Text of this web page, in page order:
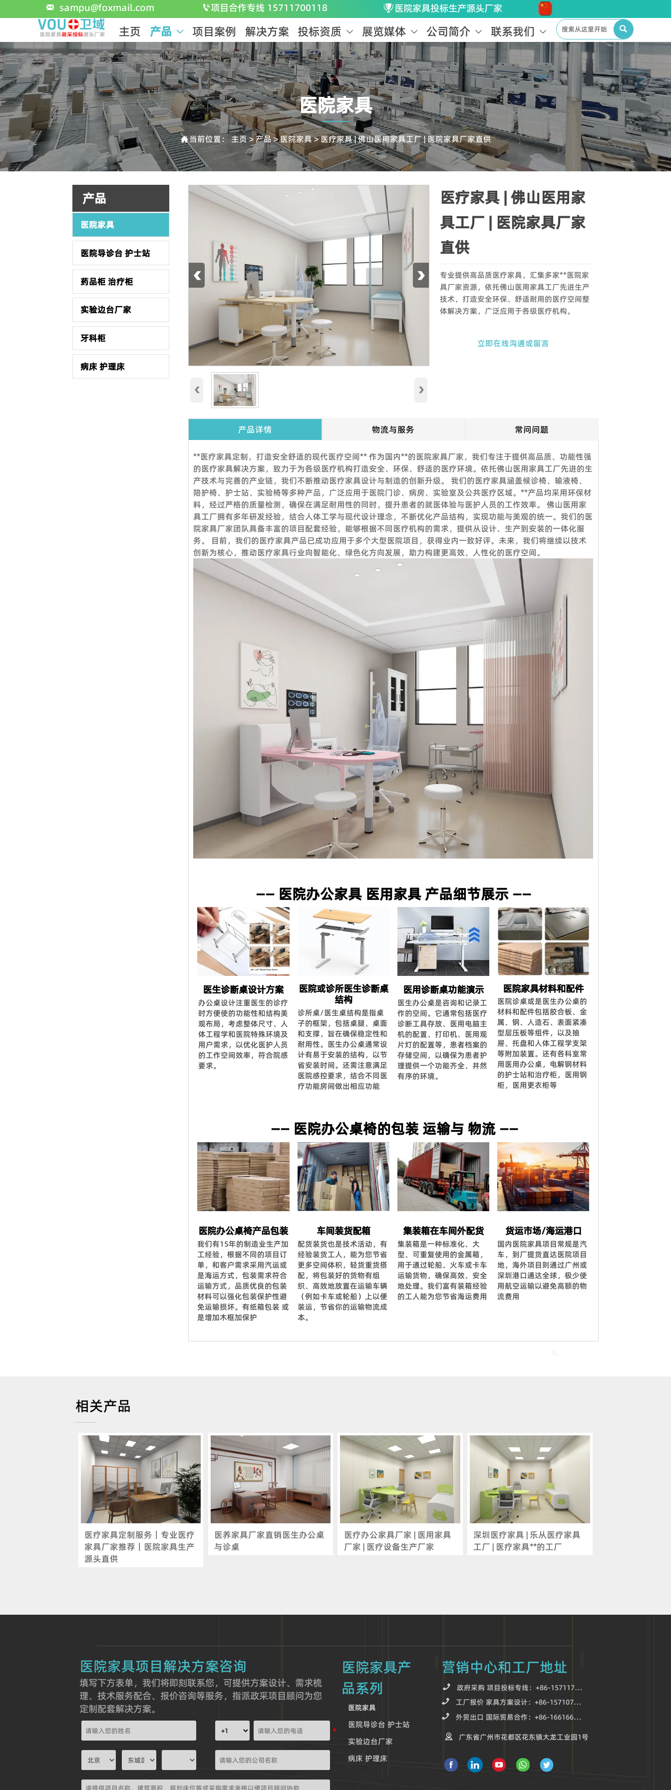
 sampu@foxmail.com 项目合作专线 15711700118 医院家具投标生产源头厂家
主页 产品  项目案例 解决方案 投标资质  展览媒体  公司简介  联系我们  
医院家具
当前位置：主页 >产品>医院家具>医疗家具 | 佛山医用家具工厂 | 医院家具厂家直供
产品
医院家具
医院导诊台 护士站
药品柜 治疗柜
实验边台厂家
牙科柜
病床 护理床
‹ ›
‹ ›
医疗家具 | 佛山医用家
具工厂 | 医院家具厂家
直供
专业提供高品质医疗家具，汇集多家**医院家
具厂家资源，依托佛山医用家具工厂先进生产
技术，打造安全环保、舒适耐用的医疗空间整
体解决方案，广泛应用于各级医疗机构。
立即在线沟通或留言
产品详情 物流与服务 常问问题
**医疗家具定制，打造安全舒适的现代医疗空间** 作为国内**的医院家具厂家，我们专注于提供高品质、功能性强
的医疗家具解决方案，致力于为各级医疗机构打造安全、环保、舒适的医疗环境。依托佛山医用家具工厂先进的生
产技术与完善的产业链，我们不断推动医疗家具设计与制造的创新升级。 我们的医疗家具涵盖候诊椅、输液椅、
陪护椅、护士站、实验椅等多种产品，广泛应用于医院门诊、病房、实验室及公共医疗区域。**产品均采用环保材
料，经过严格的质量检测，确保在满足耐用性的同时，提升患者的就医体验与医护人员的工作效率。 佛山医用家
具工厂拥有多年研发经验，结合人体工学与现代设计理念，不断优化产品结构，实现功能与美观的统一。我们的医
院家具厂家团队具备丰富的项目配套经验，能够根据不同医疗机构的需求，提供从设计、生产到安装的一体化服
务。 目前，我们的医疗家具产品已成功应用于多个大型医院项目，获得业内一致好评。未来，我们将继续以技术
创新为核心，推动医疗家具行业向智能化、绿色化方向发展，助力构建更高效、人性化的医疗空间。
—— 医院办公家具 医用家具 产品细节展示 ——
医生诊断桌设计方案
办公桌设计注重医生的诊疗
时方便使的功能性和结构美
观布局，考虑整体尺寸、人
体工程学和医院特殊环境及
用户需求，以优化医护人员
的工作空间效率，符合院感
要求。
医院或诊所医生诊断桌
结构
诊所桌/医生桌结构是指桌
子的框架，包括桌腿、桌面
和支撑，旨在确保稳定性和
耐用性。 医生办公桌通常设
计有易于安装的结构，以节
省安装时间。还需注意满足
医院感控要求，结合不同医
疗功能房间做出相应功能
医用诊断桌功能演示
医生办公桌是咨询和记录工
作的空间。它通常包括医疗
诊断工具存放、医用电脑主
机的配置、打印机、医用观
片灯的配置等，患者档案的
存储空间，以确保为患者护
理提供一个功能齐全、井然
有序的环境。
医院家具材料和配件
医院诊桌或是医生办公桌的
材料和配件包括胶合板、金
属、钢、人造石、表面紧凑
型层压板等组件，以及抽
屉、托盘和人体工程学支架
等附加装置。还有各科室常
用医用办公桌，电解钢材料
的护士站和治疗柜，医用钢
柜，医用更衣柜等
—— 医院办公桌椅的包装 运输与 物流 ——
医院办公桌椅产品包装
我们有15年的制造业生产加
工经验，根据不同的项目订
单，和客户需求采用汽运或
是海运方式，包装需求符合
运输方式，品质优良的包装
材料可以强化包装保护性避
免运输损坏。有纸箱包装 或
是增加木框加保护
车间装货配箱
配货装货也是技术活动，有
经验装货工人，能为您节省
更多空间体积，轻货重货搭
配，将包装好的货物有组
织、高效地放置在运输车辆
（例如卡车或轮船）上以便
装运，节省你的运输物流成
本。
集装箱在车间外配货
集装箱是一种标准化、大
型、可重复使用的金属箱，
用于通过轮船、火车或卡车
运输货物，确保高效、安全
地处理。我们富有装箱经验
的工人能为您节省海运费用
货运市场/海运港口
国内医院家具项目常规是汽
车，到厂提货直达医院项目
地，海外项目则通过广州或
深圳港口通达全球，极少使
用航空运输以避免高额的物
流费用
VOUPLUS组建了专业的工程团队，为工程客户和品牌店客户提供完善的服务和****的项目解决方案。工程团队负责投标
项目、方案设计、配置、现场测量、验收报告、后续服务等。项目案例来自政府、医疗机构、教育系统、酒店、银行等各
行各业。我们还负责提供专业的服务，通过提供培训课程帮助品牌店客户建立强大的销售团队，这就是过去15年来客户选
服务理念：客户至上
VOUPLUS坚持把专业的人放在合适的岗位，工程团队为客户提供专业的方案设计、**合理的空间配置、后期的跟进工
作，致力于打造和谐的工作环境。
我们是一支专业的咨询团队，帮助您选择合适的家具并给出建议和详细的家具保养原则。
产品享受三年保固及维修服务。我司售后服务中心负责处理客户咨询、投诉、维修及应急服务、亲善回访等。三年保固期
内，除人为因素外，经维修后，产品无法正常使用，厂家将给予换货。
Q1. 我可以在下订单之前索取样品吗？
是的，我们欢迎样品订单来测试和检查质量。混合样品是可以接受的。但考虑到节省邮费，我们还提供详细的图片和其他
您需要的文件，以作为替代解决方案来消除您的顾虑。
Q2.我可以参观你们的工厂吗？
当然，我们的工厂位于中国广州，距离广州白云国际机场仅 12 公里。如果您想参观我们的工厂，请联系我们预约。除了
带您参观我们的工厂外，我们还可以帮助您预订酒店、机场接机等。
Q3.你们工厂的付款期限是怎样的？
标准产品，通常以 TT 30% 定金，装货前 70% 余款；信用证；OA；贸易保证可接受。定制产品需支付 50% 定金。
Q4：交货时间怎么样？
标准产品需要5-7个工作日，定制产品时间需要20天；大批量生产需要10天**。
Q5：我是一个小批发商，你们接受小额订单吗？
当然可以。从您联系我们的那一刻起，您就成为我们宝贵的潜在客户。无论您的数量多大或少，我们都期待与您合作，希
望我们未来能够共同成长。
Q6：我可以把我的标志放在产品上吗？
是的。您可以将您的织物徽标发送给我们，然后我们可以在椅子上放置您的徽标。此外，我们可以在盒子上印上您的徽
Q7. 你们的质量控制如何？
质量是我们的文化。我们拥有专业的质量检测中心，对原材料进行化学和物理测试，只有合格的才能生产。专业的QC团队
拥有50名成员，在交货前对产品和包装进行测试。我们将在整个批量生产过程中控制货物的质量。我们保证客户对我们**
产品100％满意。如果您对柔佛的质量或服务不满意，请随时立即反馈我们，如果产品不符合合同要求，我们将免费更换
或在下一个订单中给您补偿。对于国外订单，我们确保大多数配件。在某些特殊情况下，我们将给予折扣作为解决方案。
我们拥有12人的设计团队，设计师拥有10年以上行业经验，毕业于家具产品设计专业，医疗家具风格、医院空间布局均由
我们设计团队自主设计开发。
Q9：你们能对你们的产品提供保修吗？
是的，我们对**产品提供 100% 满意保证。我们可以提供 5 年的保证。
Q10：您可以进行定制吗？
相关产品
医疗家具定制服务｜专业医疗
家具厂家推荐｜医院家具生产
源头直供
医养家具厂家直销医生办公桌
与诊桌
医疗办公家具厂家 | 医用家具
厂家 | 医疗设备生产厂家
深圳医疗家具 | 乐从医疗家具
工厂 | 医疗家具**的工厂
医院家具项目解决方案咨询
填写下方表单，我们将即刻联系您，可提供方案设计、需求梳
理、技术服务配合、报价咨询等服务，指派政采项目顾问为您
定制配套解决方案。
医院家具产
品系列
医院家具
医院导诊台 护士站
实验边台厂家
病床 护理床
营销中心和工厂地址
 政府采购 项目投标专线：+86-15711700118
 工厂报价 家具方案设计：+86-15710701718
 外贸出口 国际贸易合作：+86-16616656119
 广东省广州市花都区花东镇大龙工业园1号